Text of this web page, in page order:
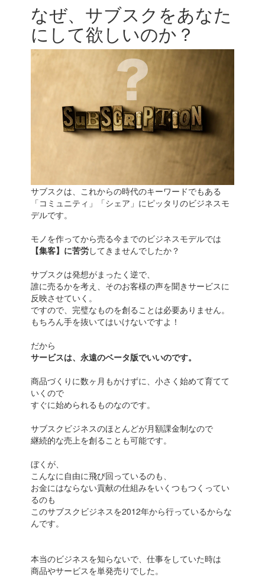
なぜ、サブスクをあなた
にして欲しいのか？
サブスクは、これからの時代のキーワードでもある
「コミュニティ」「シェア」にピッタリのビジネスモ
デルです。
モノを作ってから売る今までのビジネスモデルでは
【集客】に苦労してきませんでしたか？
サブスクは発想がまったく逆で、
誰に売るかを考え、そのお客様の声を聞きサービスに
反映させていく。
ですので、完璧なものを創ることは必要ありません。
もちろん手を抜いてはいけないですよ！
だから
サービスは、永遠のベータ版でいいのです。
商品づくりに数ヶ月もかけずに、小さく始めて育てて
いくので
すぐに始められるものなのです。
サブスクビジネスのほとんどが月額課金制なので
継続的な売上を創ることも可能です。
ぼくが、
こんなに自由に飛び回っているのも、
お金にはならない貢献の仕組みをいくつもつくってい
るのも
このサブスクビジネスを2012年から行っているからな
んです。
本当のビジネスを知らないで、仕事をしていた時は
商品やサービスを単発売りでした。